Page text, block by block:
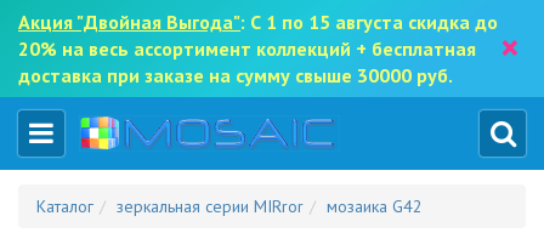
Акция "Двойная Выгода": С 1 по 15 августа скидка до
20% на весь ассортимент коллекций + бесплатная
доставка при заказе на сумму свыше 30000 руб.
×
Каталог зеркальная серии MIRror мозаика G42